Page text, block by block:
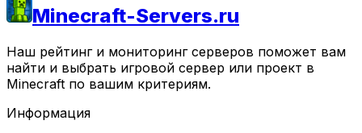
Minecraft-Servers.ru
Наш рейтинг и мониторинг серверов поможет вам
найти и выбрать игровой сервер или проект в
Minecraft по вашим критериям.
Информация